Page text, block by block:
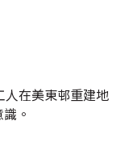
在美東邨重建地
。